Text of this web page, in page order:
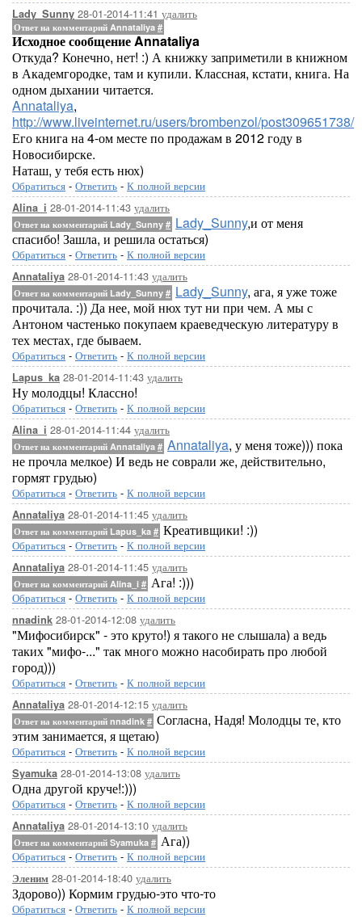
Lady_Sunny 28-01-2014-11:41 удалить
Ответ на комментарий Annataliya #
Исходное сообщение Annataliya
Откуда? Конечно, нет! :) А книжку заприметили в книжном
в Академгородке, там и купили. Классная, кстати, книга. На
одном дыхании читается.
Annataliya,
http://www.liveinternet.ru/users/brombenzol/post309651738/
Его книга на 4-ом месте по продажам в 2012 году в
Новосибирске.
Наташ, у тебя есть нюх)
Обратиться - Ответить - К полной версии
Alina_i 28-01-2014-11:43 удалить
Ответ на комментарий Lady_Sunny # Lady_Sunny,и от меня
спасибо! Зашла, и решила остаться)
Обратиться - Ответить - К полной версии
Annataliya 28-01-2014-11:43 удалить
Ответ на комментарий Lady_Sunny # Lady_Sunny, ага, я уже тоже
прочитала. :)) Да нее, мой нюх тут ни при чем. А мы с
Антоном частенько покупаем краеведческую литературу в
тех местах, где бываем.
Обратиться - Ответить - К полной версии
Lapus_ka 28-01-2014-11:43 удалить
Ну молодцы! Классно!
Обратиться - Ответить - К полной версии
Alina_i 28-01-2014-11:44 удалить
Ответ на комментарий Annataliya # Annataliya, у меня тоже))) пока
не прочла мелкое) И ведь не соврали же, действительно,
гормят грудью)
Обратиться - Ответить - К полной версии
Annataliya 28-01-2014-11:45 удалить
Ответ на комментарий Lapus_ka # Креативщики! :))
Обратиться - Ответить - К полной версии
Annataliya 28-01-2014-11:45 удалить
Ответ на комментарий Alina_i # Ага! :)))
Обратиться - Ответить - К полной версии
nnadink 28-01-2014-12:08 удалить
"Мифосибирск" - это круто!) я такого не слышала) а ведь
таких "мифо-..." так много можно насобирать про любой
город)))
Обратиться - Ответить - К полной версии
Annataliya 28-01-2014-12:15 удалить
Ответ на комментарий nnadink # Согласна, Надя! Молодцы те, кто
этим занимается, я щетаю)
Обратиться - Ответить - К полной версии
Syamuka 28-01-2014-13:08 удалить
Одна другой круче!:)))
Обратиться - Ответить - К полной версии
Annataliya 28-01-2014-13:10 удалить
Ответ на комментарий Syamuka # Ага))
Обратиться - Ответить - К полной версии
Эленим 28-01-2014-18:40 удалить
Здорово)) Кормим грудью-это что-то
Обратиться - Ответить - К полной версии